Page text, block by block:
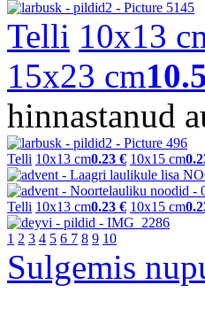
Telli 10x13
15x23 cm
hinnastanud
Telli 10x13 cm0.23 € 10x15 cm
Telli 10x13 cm0.23 € 10x15 cm
1 2 3 4 5 6 7 8 9 10
Sulgemis